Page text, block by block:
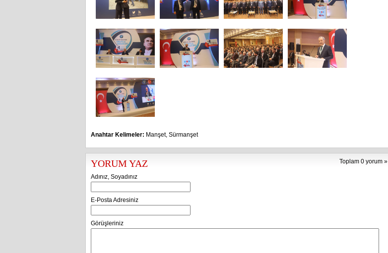
Anahtar Kelimeler: Manşet, Sürmanşet
Toplam 0 yorum »
YORUM YAZ
Adınız, Soyadınız
E-Posta Adresiniz
Görüşleriniz